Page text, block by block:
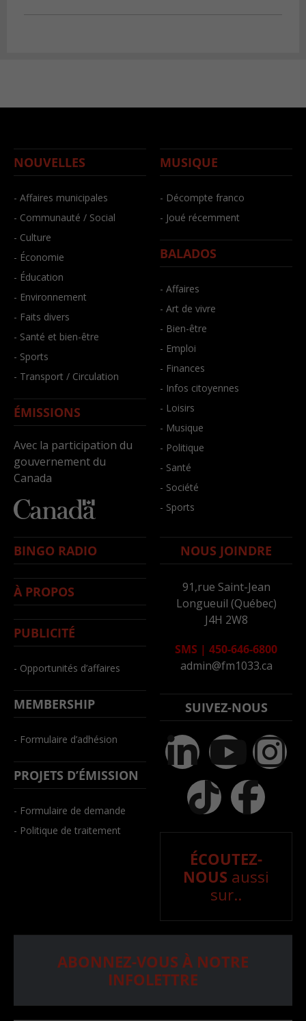
NOUVELLES
- Affaires municipales
- Communauté / Social
- Culture
- Économie
- Éducation
- Environnement
- Faits divers
- Santé et bien-être
- Sports
- Transport / Circulation
ÉMISSIONS
Avec la participation du
gouvernement du
Canada
MUSIQUE
- Décompte franco
- Joué récemment
BALADOS
- Affaires
- Art de vivre
- Bien-être
- Emploi
- Finances
- Infos citoyennes
- Loisirs
- Musique
- Politique
- Santé
- Société
- Sports
BINGO RADIO
À PROPOS
PUBLICITÉ
- Opportunités d’affaires
MEMBERSHIP
- Formulaire d’adhésion
PROJETS D’ÉMISSION
- Formulaire de demande
- Politique de traitement
NOUS JOINDRE
91,rue Saint-Jean
Longueuil (Québec)
J4H 2W8
SMS | 450-646-6800
admin@fm1033.ca
SUIVEZ-NOUS
ÉCOUTEZ-
NOUS aussi
sur..
ABONNEZ-VOUS À NOTRE
INFOLETTRE